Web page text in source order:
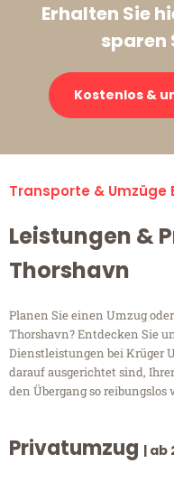
Erhalten Sie
sparen
Kostenlos &
Transporte & Umzüge
Leistungen &
Thorshavn
Planen Sie einen Umzug
Thorshavn? Entdecken Sie
Dienstleistungen bei Krüger
darauf ausgerichtet sind,
den Übergang so
Privatumzug | ab